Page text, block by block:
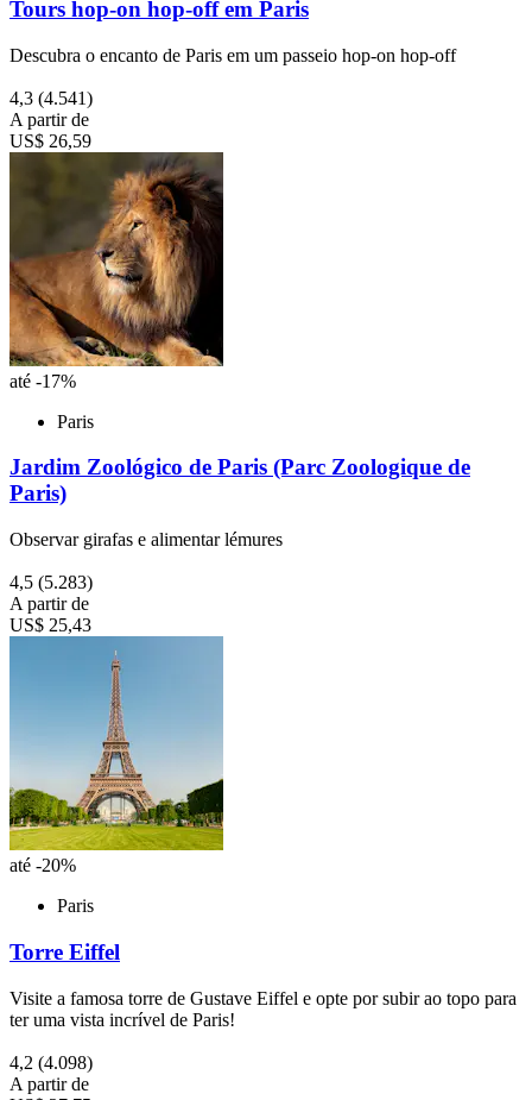
Tours hop-on hop-off em Paris
Descubra o encanto de Paris em um passeio hop-on hop-off
4,3 (4.541)
A partir de
US$ 26,59
até -17%
Paris
Jardim Zoológico de Paris (Parc Zoologique de
Paris)
Observar girafas e alimentar lémures
4,5 (5.283)
A partir de
US$ 25,43
até -20%
Paris
Torre Eiffel
Visite a famosa torre de Gustave Eiffel e opte por subir ao topo para
ter uma vista incrível de Paris!
4,2 (4.098)
A partir de